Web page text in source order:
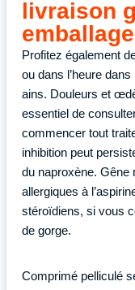
livraison
Profitez également
ou dans l’heure
ains. Douleurs et
essentiel de
commencer tout
inhibition peut
du naproxène. Gêne
allergiques à
stéroïdiens, si vous
de gorge.
Comprimé pelliculé